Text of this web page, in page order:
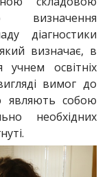
визначення
діагностики
визначає, в
учнем освітніх
вимог до
являють собою
необхідних